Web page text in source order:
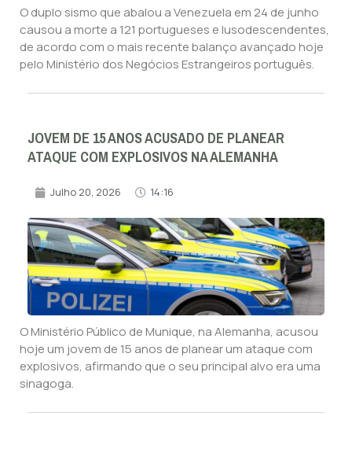
O duplo sismo que abalou a Venezuela em 24 de junho
causou a morte a 121 portugueses e lusodescendentes,
de acordo com o mais recente balanço avançado hoje
pelo Ministério dos Negócios Estrangeiros português.
JOVEM DE 15 ANOS ACUSADO DE PLANEAR
ATAQUE COM EXPLOSIVOS NA ALEMANHA
Julho 20, 2026 14:16
O Ministério Público de Munique, na Alemanha, acusou
hoje um jovem de 15 anos de planear um ataque com
explosivos, afirmando que o seu principal alvo era uma
sinagoga.